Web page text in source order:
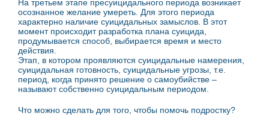
На третьем этапе пресуицидального периода возникает
осознанное желание умереть. Для этого периода
характерно наличие суицидальных замыслов. В этот
момент происходит разработка плана суицида,
продумывается способ, выбирается время и место
действия.
Этап, в котором проявляются суицидальные намерения,
суицидальная готовность, суицидальные угрозы, т.е.
период, когда принято решение о самоубийстве –
называют собственно суицидальным периодом.
Что можно сделать для того, чтобы помочь подростку?